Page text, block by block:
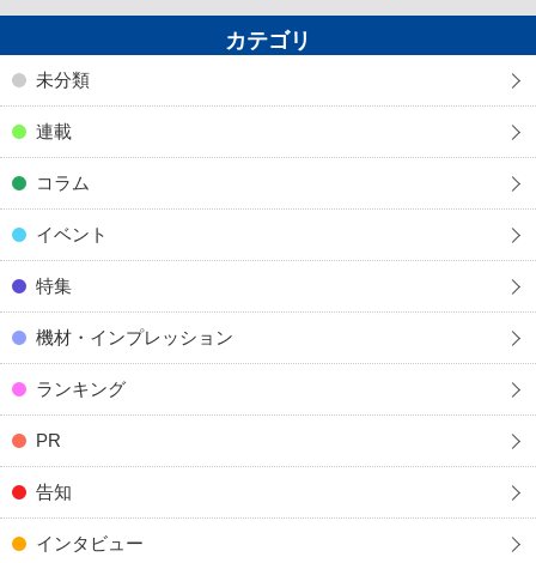
カテゴリ
未分類
連載
コラム
イベント
特集
機材・インプレッション
ランキング
PR
告知
インタビュー